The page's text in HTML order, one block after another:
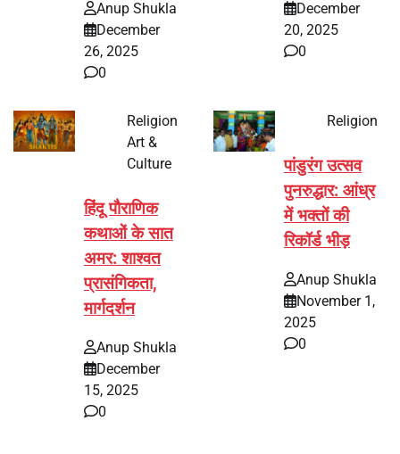
Anup Shukla
December
26, 2025
0
December
20, 2025
0
Religion
Art &
Culture
हिंदू पौराणिक
कथाओं के सात
अमर: शाश्वत
प्रासंगिकता,
मार्गदर्शन
Anup Shukla
December
15, 2025
0
Religion
पांडुरंग उत्सव
पुनरुद्धार: आंध्र
में भक्तों की
रिकॉर्ड भीड़
Anup Shukla
November 1,
2025
0